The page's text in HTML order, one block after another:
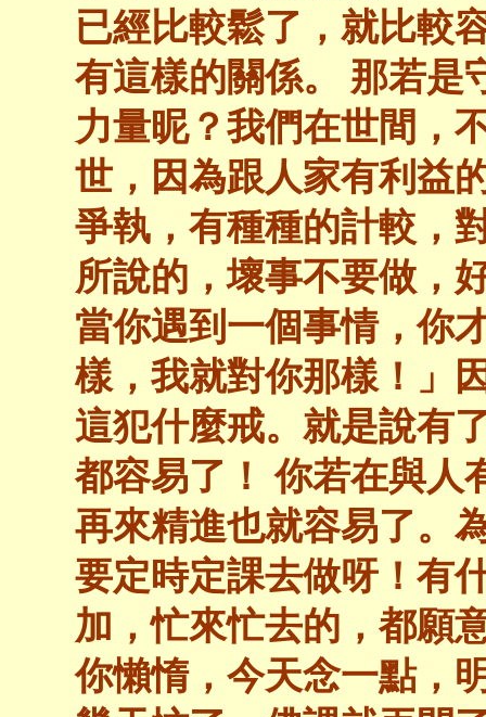
已經比較鬆了，就比較
有這樣的關係。 那若是
力量昵？我們在世間，
世，因為跟人家有利益
爭執，有種種的計較，
所說的，壞事不要做，
當你遇到一個事情，你
樣，我就對你那樣！」
這犯什麼戒。就是說有
都容易了！ 你若在與人
再來精進也就容易了。
要定時定課去做呀！有
加，忙來忙去的，都願
你懶惰，今天念一點，